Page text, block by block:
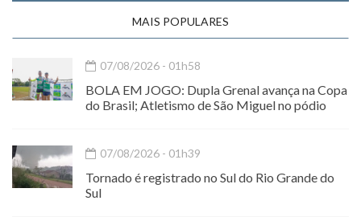
MAIS POPULARES
07/08/2026 - 01h58
BOLA EM JOGO: Dupla Grenal avança na Copa
do Brasil; Atletismo de São Miguel no pódio
07/08/2026 - 01h39
Tornado é registrado no Sul do Rio Grande do
Sul